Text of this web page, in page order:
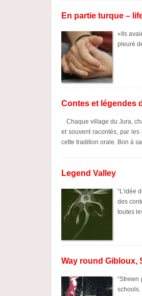
En partie turque –
«Ils
pleuré
Contes et légendes
Chaque village du Jura,
et souvent racontés, par
cette tradition orale. Bon à
Legend Valley
“L’idée
des
toutes
Way round Gibloux,
schools.